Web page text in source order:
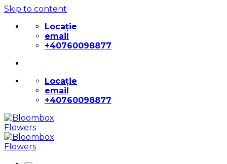
Skip to content
Locație
email
+40760098877
Locație
email
+40760098877